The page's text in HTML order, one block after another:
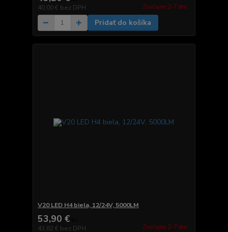
40,00 € bez DPH Zvyčajne 2-7 dni.
Pridať do košíka
V20 LED H4 biela, 12/24V, 5000LM
53,90 €
43,82 € bez DPH Zvyčajne 2-7 dni.